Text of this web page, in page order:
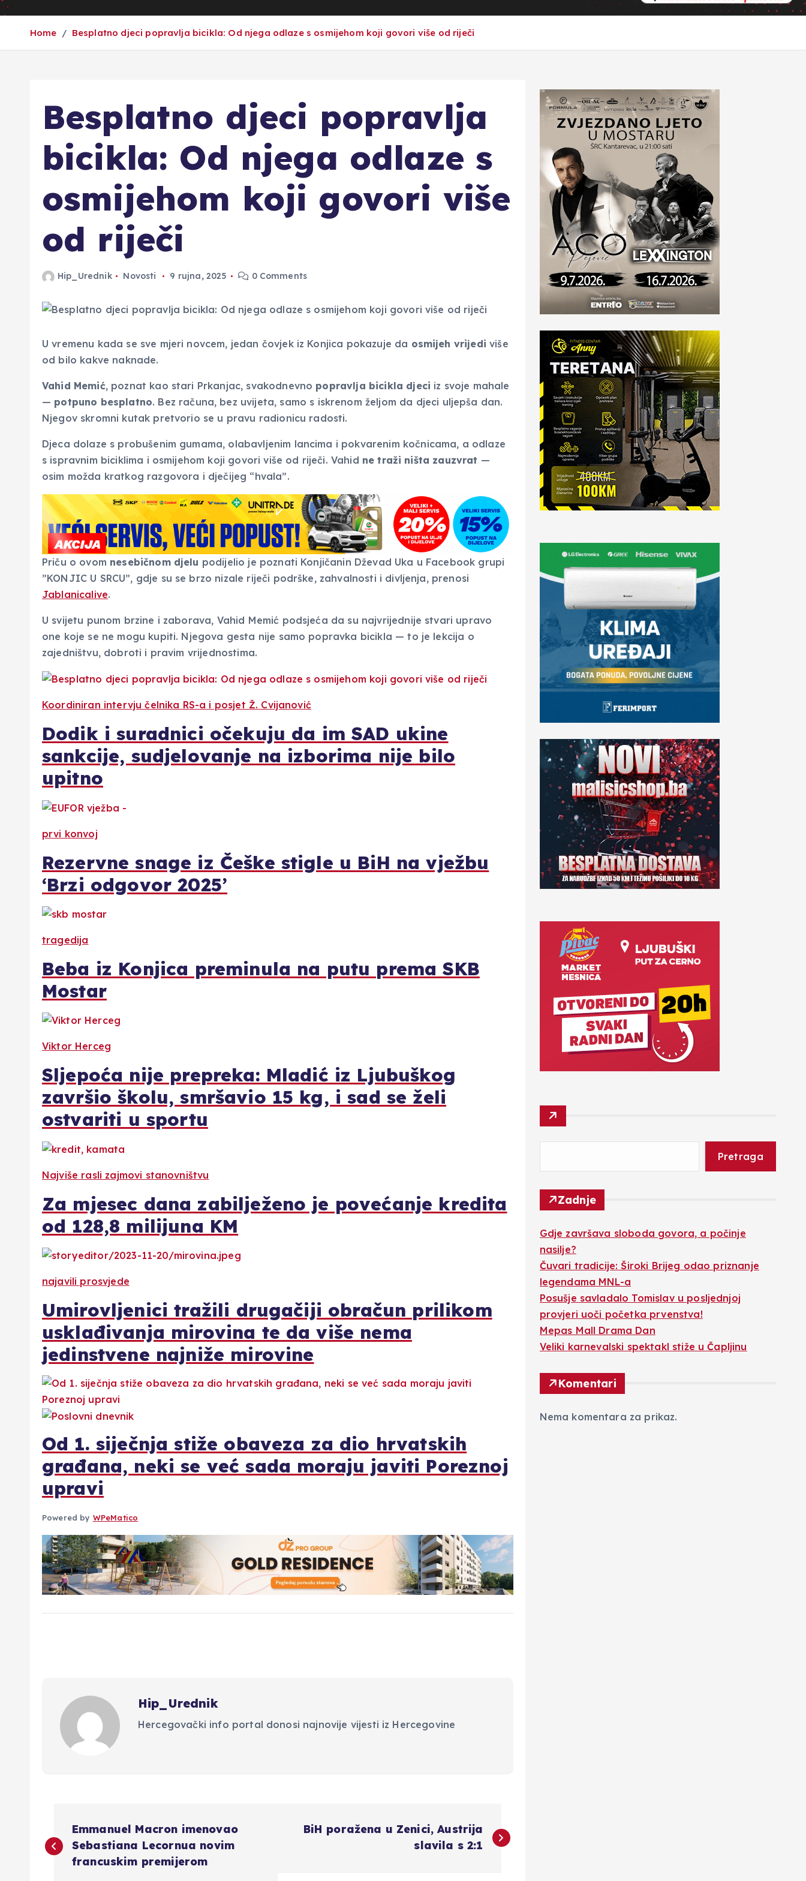
Home Besplatno djeci popravlja bicikla: Od njega odlaze s osmijehom koji govori više od riječi
Besplatno djeci popravlja
bicikla: Od njega odlaze s
osmijehom koji govori više
od riječi
Hip_Urednik Novosti 9 rujna, 2025 0 Comments
U vremenu kada se sve mjeri novcem, jedan čovjek iz Konjica pokazuje da osmijeh vrijedi više
od bilo kakve naknade.
Vahid Memić, poznat kao stari Prkanjac, svakodnevno popravlja bicikla djeci iz svoje mahale
— potpuno besplatno. Bez računa, bez uvijeta, samo s iskrenom željom da djeci uljepša dan.
Njegov skromni kutak pretvorio se u pravu radionicu radosti.
Djeca dolaze s probušenim gumama, olabavljenim lancima i pokvarenim kočnicama, a odlaze
s ispravnim biciklima i osmijehom koji govori više od riječi. Vahid ne traži ništa zauzvrat —
osim možda kratkog razgovora i dječijeg “hvala”.
Priču o ovom nesebičnom djelu podijelio je poznati Konjičanin Dževad Uka u Facebook grupi
”KONJIC U SRCU”, gdje su se brzo nizale riječi podrške, zahvalnosti i divljenja, prenosi
Jablanicalive.
U svijetu punom brzine i zaborava, Vahid Memić podsjeća da su najvrijednije stvari upravo
one koje se ne mogu kupiti. Njegova gesta nije samo popravka bicikla — to je lekcija o
zajedništvu, dobroti i pravim vrijednostima.
Koordiniran intervju čelnika RS-a i posjet Ž. Cvijanović
Dodik i suradnici očekuju da im SAD ukine
sankcije, sudjelovanje na izborima nije bilo
upitno
prvi konvoj
Rezervne snage iz Češke stigle u BiH na vježbu
‘Brzi odgovor 2025’
tragedija
Beba iz Konjica preminula na putu prema SKB
Mostar
Viktor Herceg
Sljepoća nije prepreka: Mladić iz Ljubuškog
završio školu, smršavio 15 kg, i sad se želi
ostvariti u sportu
Najviše rasli zajmovi stanovništvu
Za mjesec dana zabilježeno je povećanje kredita
od 128,8 milijuna KM
najavili prosvjede
Umirovljenici tražili drugačiji obračun prilikom
usklađivanja mirovina te da više nema
jedinstvene najniže mirovine
Od 1. siječnja stiže obaveza za dio hrvatskih
građana, neki se već sada moraju javiti Poreznoj
upravi
Powered by WPeMatico
Hip_Urednik
Hercegovački info portal donosi najnovije vijesti iz Hercegovine
a
Emmanuel Macron imenovao
Sebastiana Lecornua novim
francuskim premijerom
BiH poražena u Zenici, Austrija
slavila s 2:1
Pretraga
Zadnje
Gdje završava sloboda govora, a počinje
nasilje?
Čuvari tradicije: Široki Brijeg odao priznanje
legendama MNL-a
Posušje savladalo Tomislav u posljednjoj
provjeri uoči početka prvenstva!
Mepas Mall Drama Dan
Veliki karnevalski spektakl stiže u Čapljinu
Komentari
Nema komentara za prikaz.